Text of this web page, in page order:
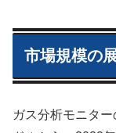
市場規模の
ガス分析モニタ